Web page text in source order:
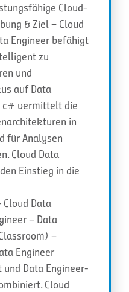
Cloud-
& Ziel – Cloud
Engineer befähigt
zu
und
auf Data
c# vermittelt die
in
für Analysen
Cloud Data
Einstieg in die
Data
– Data
–
Engineer
Data Engineer-
Cloud